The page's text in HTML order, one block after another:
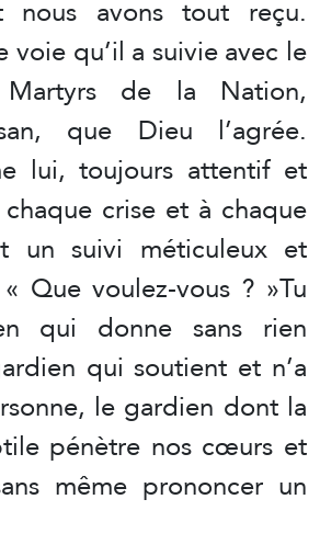
nous avons tout reçu.
voie qu’il a suivie avec le
de la Nation,
que Dieu l’agrée.
lui, toujours attentif et
crise et à chaque
un suivi méticuleux et
Que voulez-vous ? »Tu
qui donne sans rien
qui soutient et n’a
le gardien dont la
pénètre nos cœurs et
même prononcer un